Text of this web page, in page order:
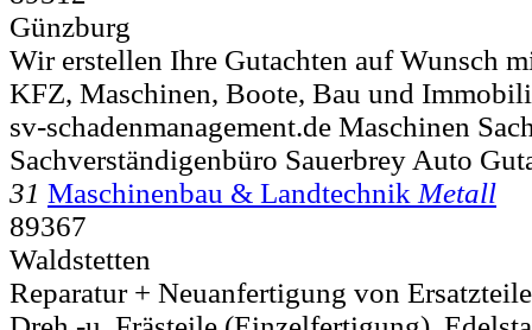
Günzburg
Wir erstellen Ihre Gutachten auf Wunsch
KFZ, Maschinen, Boote, Bau und
sv-schadenmanagement.de Maschinen
Sachverständigenbüro Sauerbrey Auto
31 Maschinenbau & Landtechnik Metall
89367
Waldstetten
Reparatur + Neuanfertigung von